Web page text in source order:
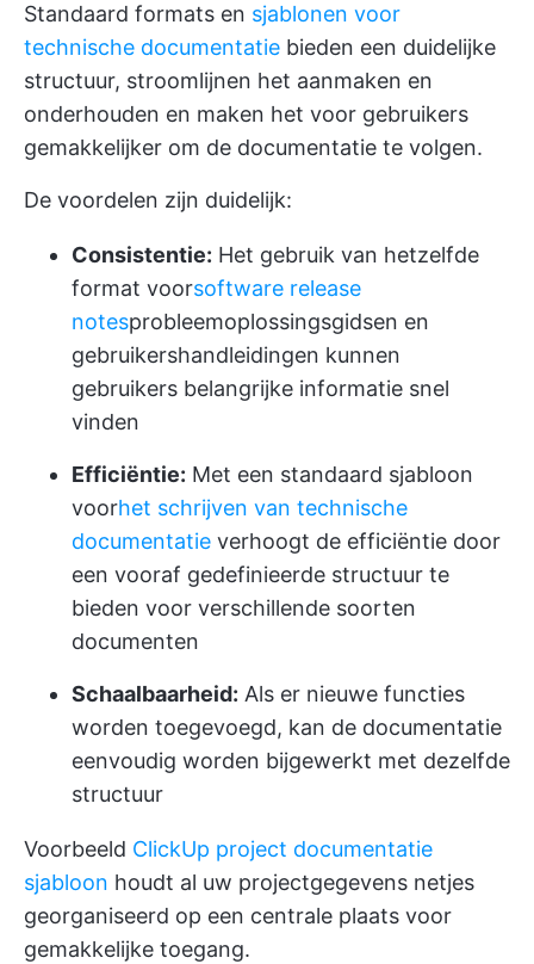
Standaard formats en sjablonen voor
technische documentatie bieden een duidelijke
structuur, stroomlijnen het aanmaken en
onderhouden en maken het voor gebruikers
gemakkelijker om de documentatie te volgen.
De voordelen zijn duidelijk:
Consistentie: Het gebruik van hetzelfde
format voorsoftware release
notesprobleemoplossingsgidsen en
gebruikershandleidingen kunnen
gebruikers belangrijke informatie snel
vinden
Efficiëntie: Met een standaard sjabloon
voorhet schrijven van technische
documentatie verhoogt de efficiëntie door
een vooraf gedefinieerde structuur te
bieden voor verschillende soorten
documenten
Schaalbaarheid: Als er nieuwe functies
worden toegevoegd, kan de documentatie
eenvoudig worden bijgewerkt met dezelfde
structuur
Voorbeeld ClickUp project documentatie
sjabloon houdt al uw projectgegevens netjes
georganiseerd op een centrale plaats voor
gemakkelijke toegang.